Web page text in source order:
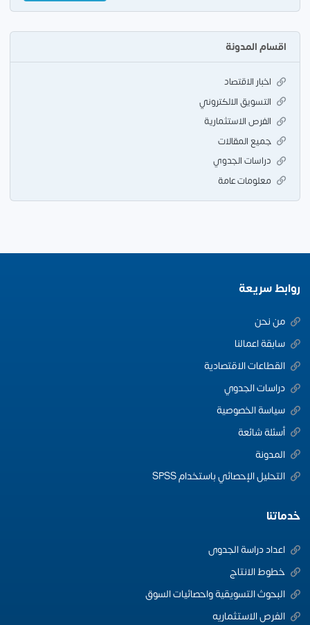
اقسام المدونة
اخبار الاقتصاد
التسويق الالكتروني
الفرص الاستثمارية
جميع المقالات
دراسات الجدوي
معلومات عامة
روابط سريعة
من نحن
سابقة اعمالنا
القطاعات الاقتصادية
دراسات الجدوي
سياسة الخصوصية
أسئلة شائعة
المدونة
التحليل الإحصائي باستخدام SPSS
خدماتنا
اعداد دراسة الجدوى
خطوط الانتاج
البحوث التسويقية واحصائيات السوق
الفرص الاستثماريه